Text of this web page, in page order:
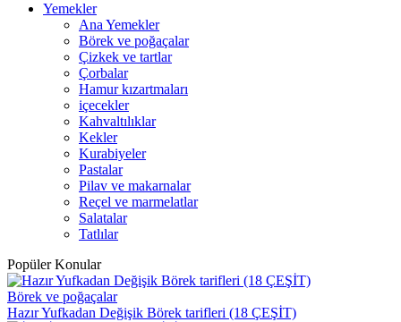
Yemekler
Ana Yemekler
Börek ve poğaçalar
Çizkek ve tartlar
Çorbalar
Hamur kızartmaları
içecekler
Kahvaltılıklar
Kekler
Kurabiyeler
Pastalar
Pilav ve makarnalar
Reçel ve marmelatlar
Salatalar
Tatlılar
Popüler Konular
Börek ve poğaçalar
Hazır Yufkadan Değişik Börek tarifleri (18 ÇEŞİT)